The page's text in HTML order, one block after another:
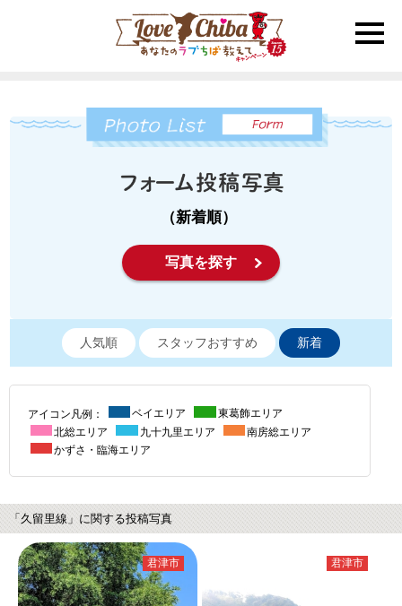
toggle
（新着順）
写真を探す
人気順 スタッフおすすめ 新着
アイコン凡例： ベイエリア
東葛飾エリア
北総エリア
九十九里エリア
南房総エリア
かずさ・臨海エリア
「久留里線」に関する投稿写真
君津市 君津市